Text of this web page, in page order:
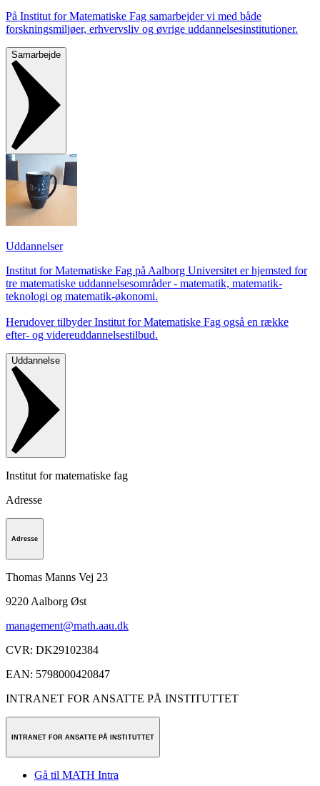
På Institut for Matematiske Fag samarbejder vi med både
forskningsmiljøer, erhvervsliv og øvrige uddannelsesinstitutioner.
Samarbejde
Uddannelser
Institut for Matematiske Fag på Aalborg Universitet er hjemsted for
tre matematiske uddannelsesområder - matematik, matematik-
teknologi og matematik-økonomi.
Herudover tilbyder Institut for Matematiske Fag også en række
efter- og videreuddannelsestilbud.
Uddannelse
Institut for matematiske fag
Adresse
Adresse
Thomas Manns Vej 23
9220 Aalborg Øst
management@math.aau.dk
CVR: DK29102384
EAN: 5798000420847
INTRANET FOR ANSATTE PÅ INSTITUTTET
INTRANET FOR ANSATTE PÅ INSTITUTTET
Gå til MATH Intra